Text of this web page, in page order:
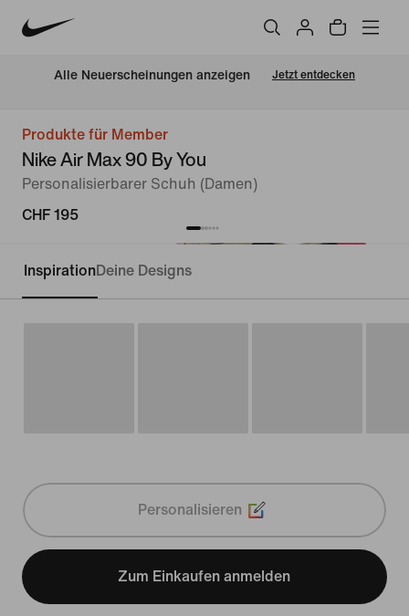
Alle Neuerscheinungen anzeigen Jetzt entdecken
Produkte für Member
Nike Air Max 90 By You
Personalisierbarer Schuh (Damen)
CHF 195
Personalisieren
InspirationDeine Designs
Personalisieren
Zum Einkaufen anmelden